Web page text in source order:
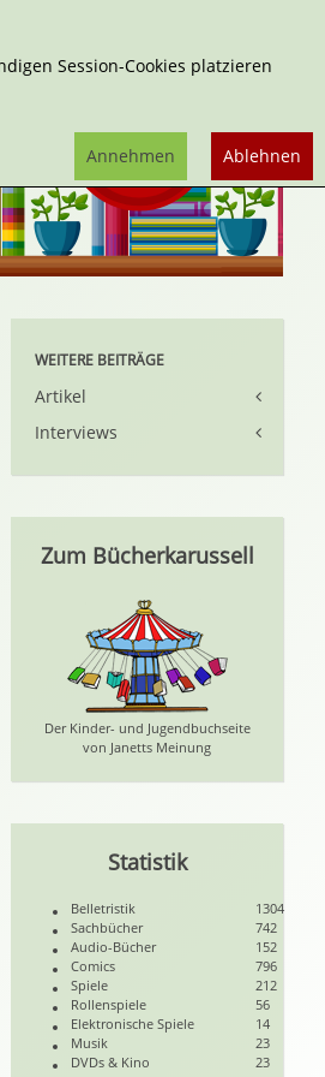
WEITERE BEITRÄGE
Artikel
Interviews
Zum Bücherkarussell
Der Kinder- und Jugendbuchseite
von Janetts Meinung
Statistik
Belletristik
1304
Sachbücher
742
Audio-Bücher
152
Comics
796
Spiele
212
Rollenspiele
56
Elektronische Spiele
14
Musik
23
DVDs & Kino
23
Session-Cookies platzieren
Ablehnen
Annehmen